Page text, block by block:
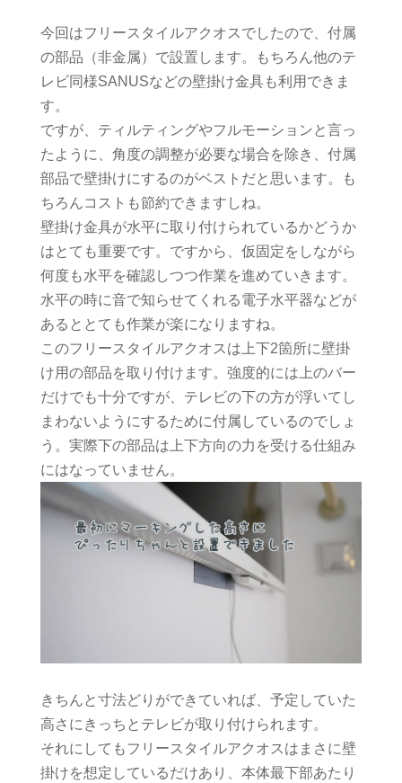
今回はフリースタイルアクオスでしたので、付属
の部品（非金属）で設置します。もちろん他のテ
レビ同様SANUSなどの壁掛け金具も利用できま
す。
ですが、ティルティングやフルモーションと言っ
たように、角度の調整が必要な場合を除き、付属
部品で壁掛けにするのがベストだと思います。も
ちろんコストも節約できますしね。
壁掛け金具が水平に取り付けられているかどうか
はとても重要です。ですから、仮固定をしながら
何度も水平を確認しつつ作業を進めていきます。
水平の時に音で知らせてくれる電子水平器などが
あるととても作業が楽になりますね。
このフリースタイルアクオスは上下2箇所に壁掛
け用の部品を取り付けます。強度的には上のバー
だけでも十分ですが、テレビの下の方が浮いてし
まわないようにするために付属しているのでしょ
う。実際下の部品は上下方向の力を受ける仕組み
にはなっていません。
きちんと寸法どりができていれば、予定していた
高さにきっちとテレビが取り付けられます。
それにしてもフリースタイルアクオスはまさに壁
掛けを想定しているだけあり、本体最下部あたり